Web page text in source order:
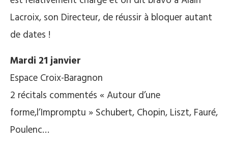
Lacroix, son Directeur, de réussir à bloquer autant
de dates !
Mardi 21 janvier
Espace Croix-Baragnon
2 récitals commentés « Autour d’une
forme,l’Impromptu » Schubert, Chopin, Liszt, Fauré,
Poulenc…